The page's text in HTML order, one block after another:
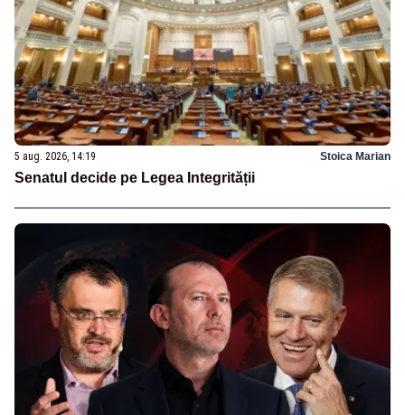
5 aug. 2026, 14:19 Stoica Marian
Senatul decide pe Legea Integrității